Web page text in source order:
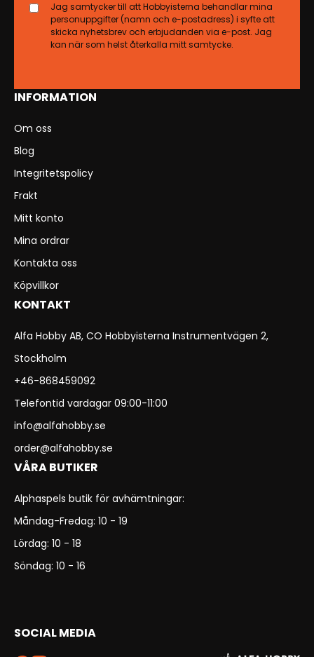
INFORMATION
Om oss
Blog
Integritetspolicy
Frakt
Mitt konto
Mina ordrar
Kontakta oss
Köpvillkor
KONTAKT
Alfa Hobby AB, CO Hobbyisterna Instrumentvägen 2,
Stockholm
+46-868459092
Telefontid vardagar 09:00-11:00
info@alfahobby.se
order@alfahobby.se
VÅRA BUTIKER
Alphaspels butik för avhämtningar:
Måndag-Fredag: 10 - 19
Lördag: 10 - 18
Söndag: 10 - 16
SOCIAL MEDIA
Jag samtycker till att Hobbyisterna behandlar mina
personuppgifter (namn och e-postadress) i syfte att
skicka nyhetsbrev och erbjudanden via e-post. Jag
kan när som helst återkalla mitt samtycke.